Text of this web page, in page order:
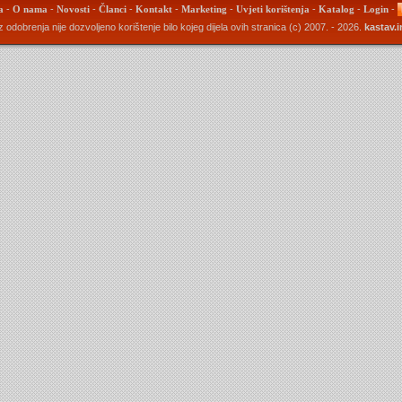
- O nama - Novosti- Članci- Kontakt- Marketing - Uvjeti korištenja - Katalog - Login-
odobrenja nije dozvoljeno korištenje bilo kojeg dijela ovih stranica (c) 2007. - 2026.